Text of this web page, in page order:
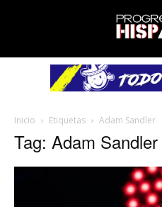
Inicio Etiquetas Adam Sandler
Tag: Adam Sandler